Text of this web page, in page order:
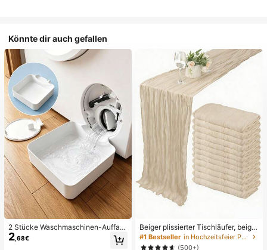
Könnte dir auch gefallen
2 Stücke Waschmaschinen-Auffan
gwanne Tropfschale, wasserdichte
Bodenschutzmatte für Waschraum,
2 ,68€
Beiger plissierter Tischläufer, beige
Tischdecke, Geburtstagsfeier-Zub
ehör, Geburtstagsdekoration, hellbr
#1 Bestseller
in Hochzeitsfeier Party-Tischdecke
(500+)